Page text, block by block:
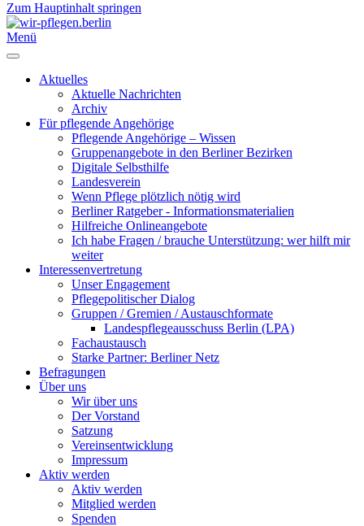
Zum Hauptinhalt springen
Menü
Aktuelles
Aktuelle Nachrichten
Archiv
Für pflegende Angehörige
Pflegende Angehörige – Wissen
Gruppenangebote in den Berliner Bezirken
Digitale Selbsthilfe
Landesverein
Wenn Pflege plötzlich nötig wird
Berliner Ratgeber - Informationsmaterialien
Hilfreiche Onlineangebote
Ich habe Fragen / brauche Unterstützung: wer hilft mir
weiter
Interessenvertretung
Unser Engagement
Pflegepolitischer Dialog
Gruppen / Gremien / Austauschformate
Landespflegeausschuss Berlin (LPA)
Fachaustausch
Starke Partner: Berliner Netz
Befragungen
Über uns
Wir über uns
Der Vorstand
Satzung
Vereinsentwicklung
Impressum
Aktiv werden
Aktiv werden
Mitglied werden
Spenden